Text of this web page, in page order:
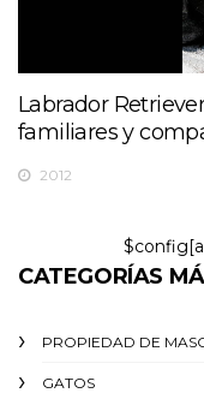
Labrador
familiares y
2012
CATEGORÍAS
PROPIEDAD DE
GATOS